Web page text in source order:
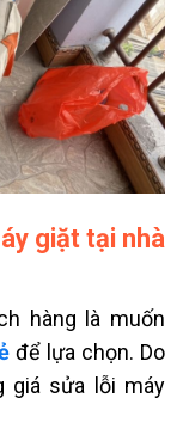
giặt tại nhà
hàng là muốn
để lựa chọn. Do
giá sửa lỗi máy